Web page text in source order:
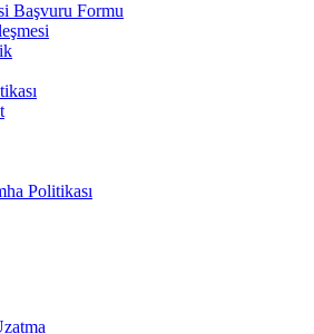
Başvuru Formu
Politikası